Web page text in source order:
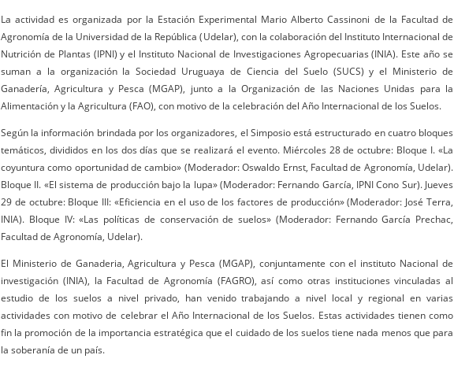
La actividad es organizada por la Estación Experimental Mario Alberto Cassinoni de la Facultad de
Agronomía de la Universidad de la República (Udelar), con la colaboración del Instituto Internacional de
Nutrición de Plantas (IPNI) y el Instituto Nacional de Investigaciones Agropecuarias (INIA). Este año se
suman a la organización la Sociedad Uruguaya de Ciencia del Suelo (SUCS) y el Ministerio de
Ganadería, Agricultura y Pesca (MGAP), junto a la Organización de las Naciones Unidas para la
Alimentación y la Agricultura (FAO), con motivo de la celebración del Año Internacional de los Suelos.
Según la información brindada por los organizadores, el Simposio está estructurado en cuatro bloques
temáticos, divididos en los dos días que se realizará el evento. Miércoles 28 de octubre: Bloque I. «La
coyuntura como oportunidad de cambio» (Moderador: Oswaldo Ernst, Facultad de Agronomía, Udelar).
Bloque II. «El sistema de producción bajo la lupa» (Moderador: Fernando García, IPNI Cono Sur). Jueves
29 de octubre: Bloque III: «Eficiencia en el uso de los factores de producción» (Moderador: José Terra,
INIA). Bloque IV: «Las políticas de conservación de suelos» (Moderador: Fernando García Prechac,
Facultad de Agronomía, Udelar).
El Ministerio de Ganaderia, Agricultura y Pesca (MGAP), conjuntamente con el instituto Nacional de
investigación (INIA), la Facultad de Agronomía (FAGRO), así como otras instituciones vinculadas al
estudio de los suelos a nivel privado, han venido trabajando a nivel local y regional en varias
actividades con motivo de celebrar el Año Internacional de los Suelos. Estas actividades tienen como
fin la promoción de la importancia estratégica que el cuidado de los suelos tiene nada menos que para
la soberanía de un país.